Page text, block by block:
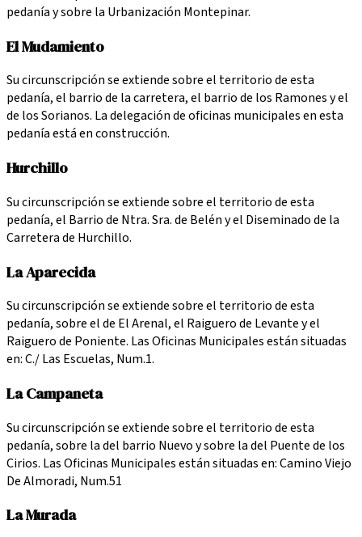
pedanía y sobre la Urbanización Montepinar.
El Mudamiento
Su circunscripción se extiende sobre el territorio de esta
pedanía, el barrio de la carretera, el barrio de los Ramones y el
de los Sorianos. La delegación de oficinas municipales en esta
pedanía está en construcción.
Hurchillo
Su circunscripción se extiende sobre el territorio de esta
pedanía, el Barrio de Ntra. Sra. de Belén y el Diseminado de la
Carretera de Hurchillo.
La Aparecida
Su circunscripción se extiende sobre el territorio de esta
pedanía, sobre el de El Arenal, el Raiguero de Levante y el
Raiguero de Poniente. Las Oficinas Municipales están situadas
en: C./ Las Escuelas, Num.1.
La Campaneta
Su circunscripción se extiende sobre el territorio de esta
pedanía, sobre la del barrio Nuevo y sobre la del Puente de los
Cirios. Las Oficinas Municipales están situadas en: Camino Viejo
De Almoradi, Num.51
La Murada